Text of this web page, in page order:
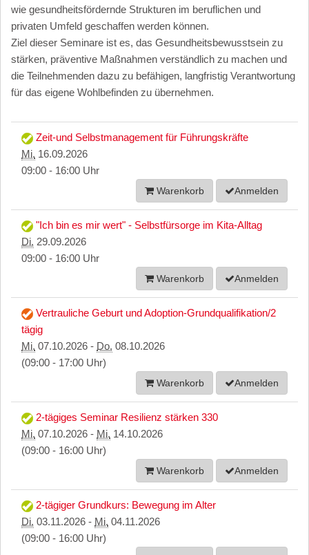
wie gesundheitsfördernde Strukturen im beruflichen und
privaten Umfeld geschaffen werden können.
Ziel dieser Seminare ist es, das Gesundheitsbewusstsein zu
stärken, präventive Maßnahmen verständlich zu machen und
die Teilnehmenden dazu zu befähigen, langfristig Verantwortung
für das eigene Wohlbefinden zu übernehmen.
Zeit-und Selbstmanagement für Führungskräfte
Mi. 16.09.2026
09:00 - 16:00 Uhr
Warenkorb Anmelden
"Ich bin es mir wert" - Selbstfürsorge im Kita-Alltag
Di. 29.09.2026
09:00 - 16:00 Uhr
Warenkorb Anmelden
Vertrauliche Geburt und Adoption-Grundqualifikation/2
tägig
Mi. 07.10.2026 - Do. 08.10.2026
(09:00 - 17:00 Uhr)
Warenkorb Anmelden
2-tägiges Seminar Resilienz stärken 330
Mi. 07.10.2026 - Mi. 14.10.2026
(09:00 - 16:00 Uhr)
Warenkorb Anmelden
2-tägiger Grundkurs: Bewegung im Alter
Di. 03.11.2026 - Mi. 04.11.2026
(09:00 - 16:00 Uhr)